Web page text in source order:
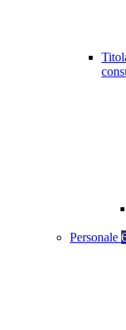
Personale